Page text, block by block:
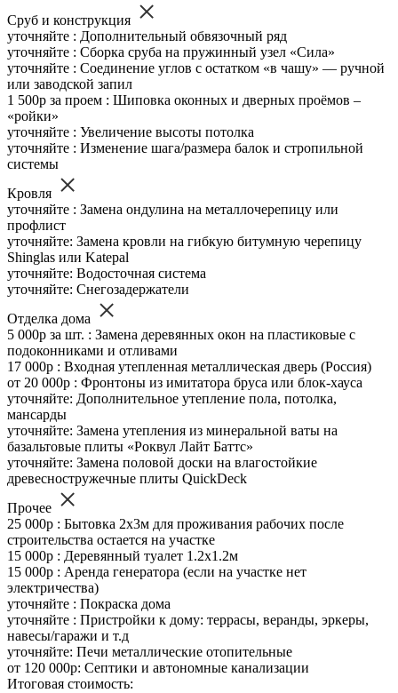
Сруб и конструкция
уточняйте : Дополнительный обвязочный ряд
уточняйте : Сборка сруба на пружинный узел «Сила»
уточняйте : Соединение углов с остатком «в чашу» — ручной
или заводской запил
1 500р за проем : Шиповка оконных и дверных проёмов –
«ройки»
уточняйте : Увеличение высоты потолка
уточняйте : Изменение шага/размера балок и стропильной
системы
Кровля
уточняйте : Замена ондулина на металлочерепицу или
профлист
уточняйте: Замена кровли на гибкую битумную черепицу
Shinglas или Katepal
уточняйте: Водосточная система
уточняйте: Снегозадержатели
Отделка дома
5 000р за шт. : Замена деревянных окон на пластиковые с
подоконниками и отливами
17 000р : Входная утепленная металлическая дверь (Россия)
от 20 000р : Фронтоны из имитатора бруса или блок-хауса
уточняйте: Дополнительное утепление пола, потолка,
мансарды
уточняйте: Замена утепления из минеральной ваты на
базальтовые плиты «Роквул Лайт Баттс»
уточняйте: Замена половой доски на влагостойкие
древесностружечные плиты QuickDeck
Прочее
25 000р : Бытовка 2х3м для проживания рабочих после
строительства остается на участке
15 000р : Деревянный туалет 1.2х1.2м
15 000р : Аренда генератора (если на участке нет
электричества)
уточняйте : Покраска дома
уточняйте : Пристройки к дому: террасы, веранды, эркеры,
навесы/гаражи и т.д
уточняйте: Печи металлические отопительные
от 120 000р: Септики и автономные канализации
Итоговая стоимость: